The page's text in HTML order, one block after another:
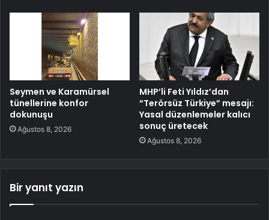
Seymen ve Karamürsel
tünellerine konfor
dokunuşu
Ağustos 8, 2026
MHP’li Feti Yıldız’dan
“Terörsüz Türkiye” mesajı:
Yasal düzenlemeler kalıcı
sonuç üretecek
Ağustos 8, 2026
Bir yanıt yazın